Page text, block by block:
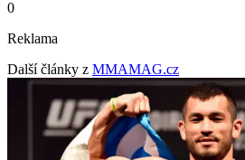
0
Reklama
Další články z MMAMAG.cz